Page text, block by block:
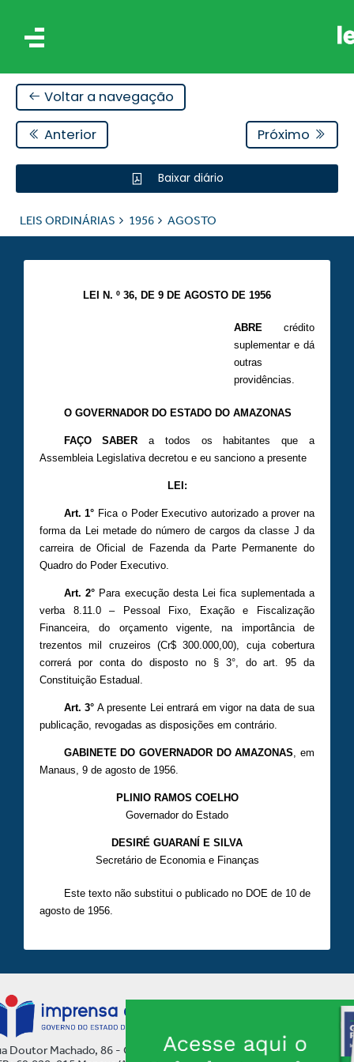
Voltar a navegação
Anterior Próximo
Baixar diário
LEIS ORDINÁRIAS 1956 AGOSTO
LEI N. º 36, DE 9 DE AGOSTO DE 1956
ABREcrédito
suplementar e dá
outras
providências.
O GOVERNADOR DO ESTADO DO AMAZONAS
FAÇO SABER a todos os habitantes que a
Assembleia Legislativa decretou e eu sanciono a presente
LEI:
Art. 1° Fica o Poder Executivo autorizado a prover na
forma da Lei metade do número de cargos da classe J da
carreira de Oficial de Fazenda da Parte Permanente do
Quadro do Poder Executivo.
Art. 2° Para execução desta Lei fica suplementada a
verba 8.11.0 – Pessoal Fixo, Exação e Fiscalização
Financeira, do orçamento vigente, na importância de
trezentos mil cruzeiros (Cr$ 300.000,00), cuja cobertura
correrá por conta do disposto no § 3°, do art. 95 da
Constituição Estadual.
Art. 3° A presente Lei entrará em vigor na data de sua
publicação, revogadas as disposições em contrário.
GABINETE DO GOVERNADOR DO AMAZONAS , em
Manaus, 9 de agosto de 1956.
PLINIO RAMOS COELHO
Governador do Estado
DESIRÉ GUARANÍ E SILVA
Secretário de Economia e Finanças
Este texto não substitui o publicado no DOE de 10 de
agosto de 1956.
Doutor Machado, 86 - Centro